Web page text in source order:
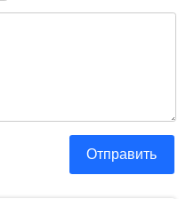
Отправить